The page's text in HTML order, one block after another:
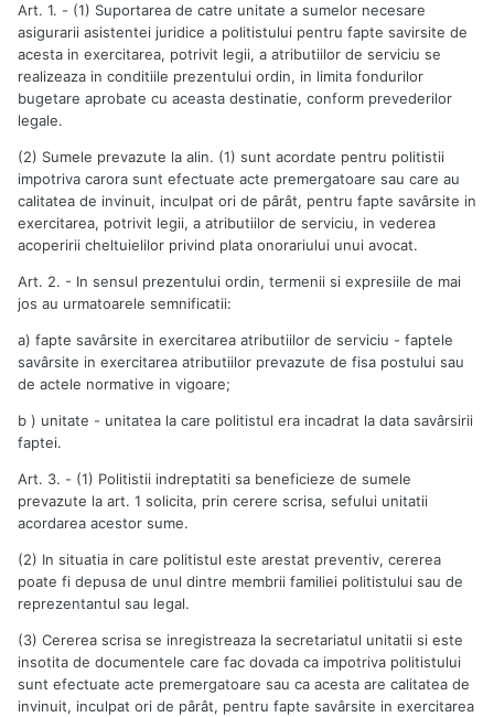
Art. 1. - (1) Suportarea de catre unitate a sumelor necesare
asigurarii asistentei juridice a politistului pentru fapte savirsite de
acesta in exercitarea, potrivit legii, a atributiilor de serviciu se
realizeaza in conditiile prezentului ordin, in limita fondurilor
bugetare aprobate cu aceasta destinatie, conform prevederilor
legale.
(2) Sumele prevazute la alin. (1) sunt acordate pentru politistii
impotriva carora sunt efectuate acte premergatoare sau care au
calitatea de invinuit, inculpat ori de pârât, pentru fapte savârsite in
exercitarea, potrivit legii, a atributiilor de serviciu, in vederea
acoperirii cheltuielilor privind plata onorariului unui avocat.
Art. 2. - In sensul prezentului ordin, termenii si expresiile de mai
jos au urmatoarele semnificatii:
a) fapte savârsite in exercitarea atributiilor de serviciu - faptele
savârsite in exercitarea atributiilor prevazute de fisa postului sau
de actele normative in vigoare;
b ) unitate - unitatea la care politistul era incadrat la data savârsirii
faptei.
Art. 3. - (1) Politistii indreptatiti sa beneficieze de sumele
prevazute la art. 1 solicita, prin cerere scrisa, sefului unitatii
acordarea acestor sume.
(2) In situatia in care politistul este arestat preventiv, cererea
poate fi depusa de unul dintre membrii familiei politistului sau de
reprezentantul sau legal.
(3) Cererea scrisa se inregistreaza la secretariatul unitatii si este
insotita de documentele care fac dovada ca impotriva politistului
sunt efectuate acte premergatoare sau ca acesta are calitatea de
invinuit, inculpat ori de pârât, pentru fapte savârsite in exercitarea